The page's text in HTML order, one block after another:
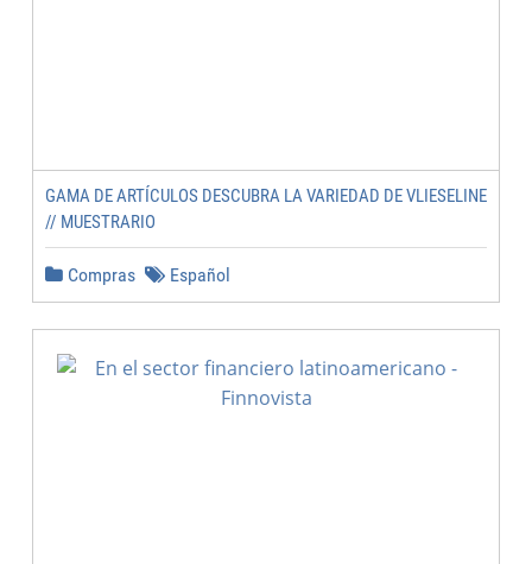
GAMA DE ARTÍCULOS DESCUBRA LA VARIEDAD DE VLIESELINE
// MUESTRARIO
Compras Español